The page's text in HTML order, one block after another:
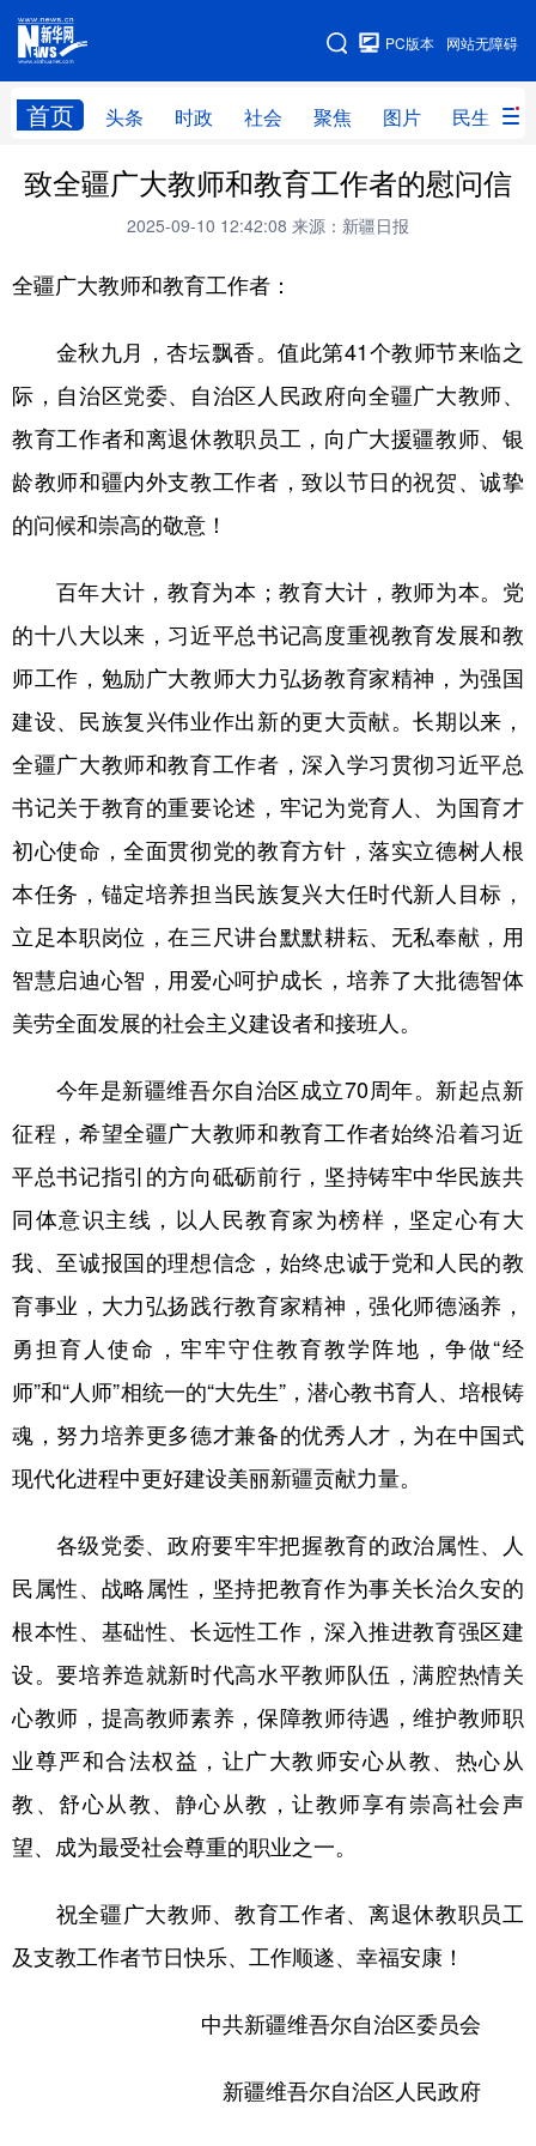
网站无障碍
PC版本
首页 头条 时政 社会 聚焦 图片 民生
网站地图
头条 时政 社会 聚焦
民生 访谈
访惠聚 专题
人事频道 融媒体联播 廉政频道 新华视角看新疆
地方频道
北京 天津
辽宁 吉林 上海 江苏
浙江 安徽 福建 江西
山东 河南 湖北 湖南
广东 广西 海南 重庆
四川 贵州 云南 西藏
新疆 内蒙古 黑龙江
多语种频道
English Español Français
Deutsch Português
致全疆广大教师和教育工作者的慰问信
2025-09-10 12:42:08 来源：新疆日报
全疆广大教师和教育工作者：
金秋九月，杏坛飘香。值此第41个教师节来临之
际，自治区党委、自治区人民政府向全疆广大教师、
教育工作者和离退休教职员工，向广大援疆教师、银
龄教师和疆内外支教工作者，致以节日的祝贺、诚挚
的问候和崇高的敬意！
百年大计，教育为本；教育大计，教师为本。党
的十八大以来，习近平总书记高度重视教育发展和教
师工作，勉励广大教师大力弘扬教育家精神，为强国
建设、民族复兴伟业作出新的更大贡献。长期以来，
全疆广大教师和教育工作者，深入学习贯彻习近平总
书记关于教育的重要论述，牢记为党育人、为国育才
初心使命，全面贯彻党的教育方针，落实立德树人根
本任务，锚定培养担当民族复兴大任时代新人目标，
立足本职岗位，在三尺讲台默默耕耘、无私奉献，用
智慧启迪心智，用爱心呵护成长，培养了大批德智体
美劳全面发展的社会主义建设者和接班人。
今年是新疆维吾尔自治区成立70周年。新起点新
征程，希望全疆广大教师和教育工作者始终沿着习近
平总书记指引的方向砥砺前行，坚持铸牢中华民族共
同体意识主线，以人民教育家为榜样，坚定心有大
我、至诚报国的理想信念，始终忠诚于党和人民的教
育事业，大力弘扬践行教育家精神，强化师德涵养，
勇担育人使命，牢牢守住教育教学阵地，争做“经
师”和“人师”相统一的“大先生”，潜心教书育人、培根铸
魂，努力培养更多德才兼备的优秀人才，为在中国式
现代化进程中更好建设美丽新疆贡献力量。
各级党委、政府要牢牢把握教育的政治属性、人
民属性、战略属性，坚持把教育作为事关长治久安的
根本性、基础性、长远性工作，深入推进教育强区建
设。要培养造就新时代高水平教师队伍，满腔热情关
心教师，提高教师素养，保障教师待遇，维护教师职
业尊严和合法权益，让广大教师安心从教、热心从
教、舒心从教、静心从教，让教师享有崇高社会声
望、成为最受社会尊重的职业之一。
祝全疆广大教师、教育工作者、离退休教职员工
及支教工作者节日快乐、工作顺遂、幸福安康！
中共新疆维吾尔自治区委员会
新疆维吾尔自治区人民政府